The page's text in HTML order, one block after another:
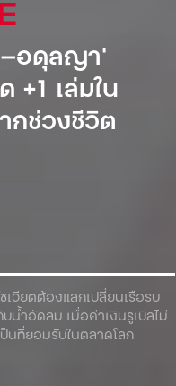
ซเวียตต้องแลกเปลี่ยนเรือรบ
บน้ำอัดลม เมื่อค่าเงินรูเบิลไม่
ป็นที่ยอมรับในตลาดโลก
อดุลญา’
+1 เล่มใน
กช่วงชีวิต